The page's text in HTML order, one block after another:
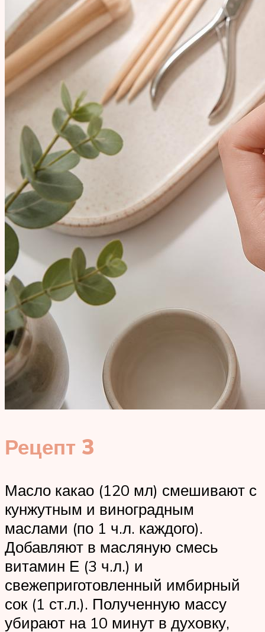
Рецепт 3
Масло какао (120 мл) смешивают с
кунжутным и виноградным
маслами (по 1 ч.л. каждого).
Добавляют в масляную смесь
витамин Е (3 ч.л.) и
свежеприготовленный имбирный
сок (1 ст.л.). Полученную массу
убирают на 10 минут в духовку,